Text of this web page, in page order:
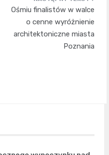
Ośmiu finalistów w walce
o cenne wyróżnienie
architektoniczne miasta
Poznania